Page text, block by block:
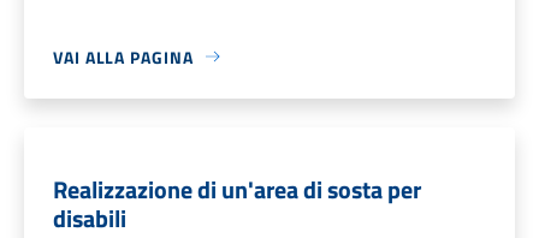
VAI ALLA PAGINA
Realizzazione di un'area di sosta per
disabili